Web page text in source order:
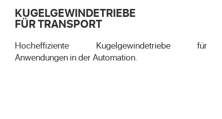
KUGELGEWINDETRIEBE
FÜR TRANSPORT
Hocheffiziente Kugelgewindetriebe für
Anwendungen in der Automation.